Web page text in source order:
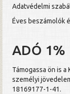
Adatvédelmi
Éves beszámolók
ADÓ 1%
Támogassa ön is
személyi
18169177-1-41.